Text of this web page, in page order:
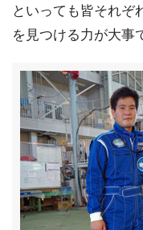
といっても皆それぞ
を見つける力が大事